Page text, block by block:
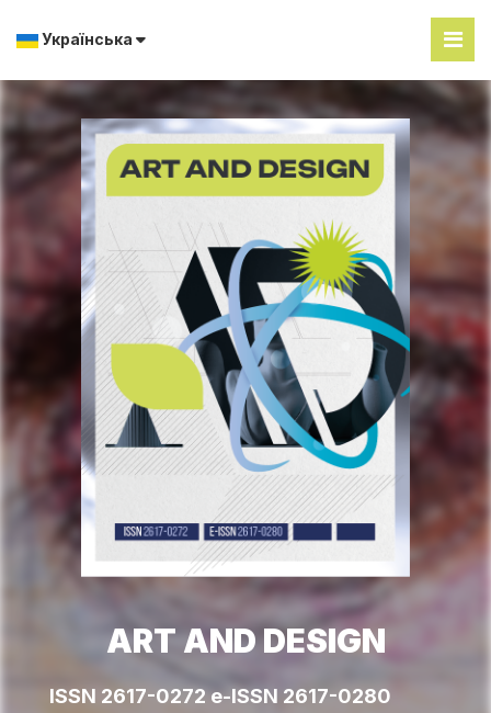
Українська
ART AND DESIGN
ISSN 2617-0272 e-ISSN 2617-0280